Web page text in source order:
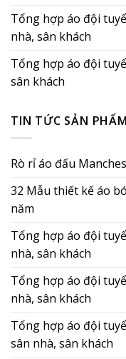
Tổng hợp áo đội
nhà, sân khách
Tổng hợp áo đội
sân khách
TIN TỨC SẢN PHẨM
Rò rỉ áo đấu
32 Mẫu thiết kế áo
năm
Tổng hợp áo đội
nhà, sân khách
Tổng hợp áo đội
nhà, sân khách
Tổng hợp áo đội
sân nhà, sân khách